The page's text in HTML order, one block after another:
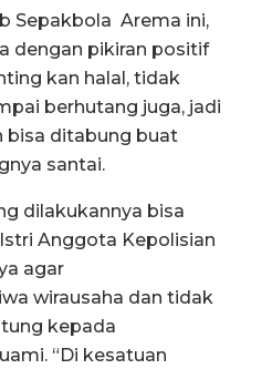
Sepakbola Arema ini,
dengan pikiran positif
kan halal, tidak
berhutang juga, jadi
bisa ditabung buat
santai.
dilakukannya bisa
Anggota Kepolisian
agar
wirausaha dan tidak
kepada
“Di kesatuan